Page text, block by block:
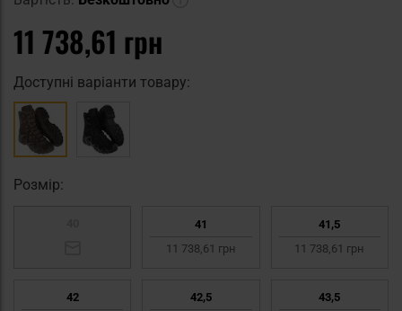
11 738,61 грн
Доступні варіанти товару:
Pозмір:
41
11 738,61 грн
41,5
11 738,61 грн
42
42,5
43,5